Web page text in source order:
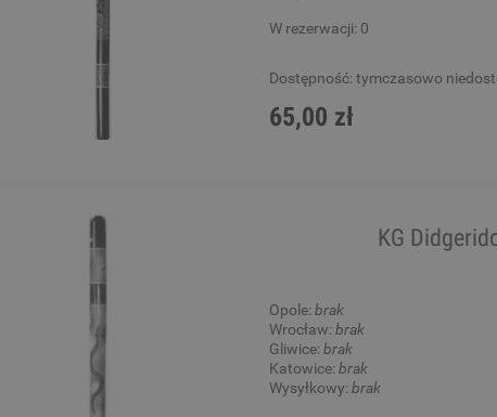
130,00 zł
DO KOSZYKA
Gitara Akustyczna - Chateau
DO KOSZYKA
W rezerwacji: 0
Dostępność: tymczasowo
65,00 zł
KG
Opole:brak
Wrocław:brak
Gliwice:brak
Katowice:brak
Wysyłkowy:brak